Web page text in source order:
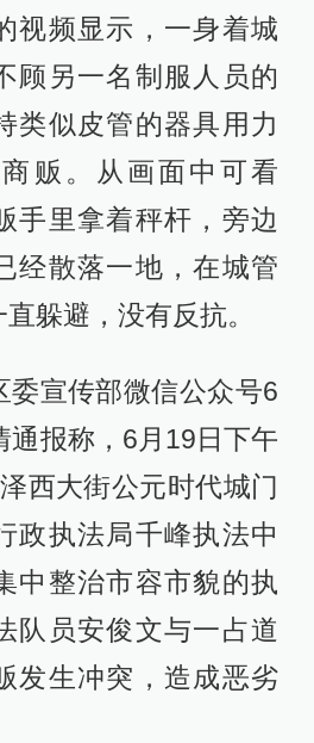
视频显示，一身着城
顾另一名制服人员的
类似皮管的器具用力
贩。从画面中可看
手里拿着秤杆，旁边
经散落一地，在城管
躲避，没有反抗。
委宣传部微信公众号6
通报称，6月19日下午
西大街公元时代城门
政执法局千峰执法中
中整治市容市貌的执
队员安俊文与一占道
发生冲突，造成恶劣